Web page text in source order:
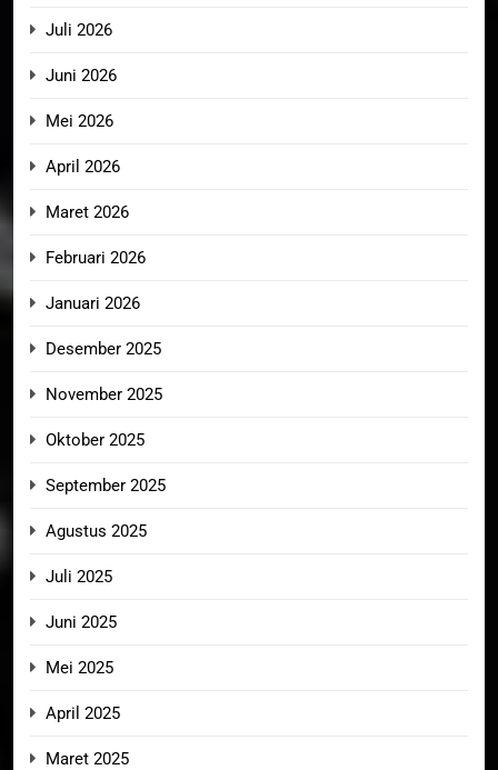
Juli 2026
Juni 2026
Mei 2026
April 2026
Maret 2026
Februari 2026
Januari 2026
Desember 2025
November 2025
Oktober 2025
September 2025
Agustus 2025
Juli 2025
Juni 2025
Mei 2025
April 2025
Maret 2025